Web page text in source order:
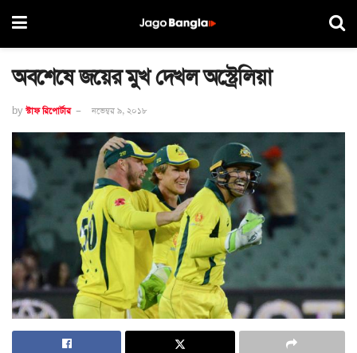
অবশেষে জয়ের মুখ দেখল অস্ট্রেলিয়া
by স্টাফ রিপোর্টার নভেম্বর ৯, ২০১৮